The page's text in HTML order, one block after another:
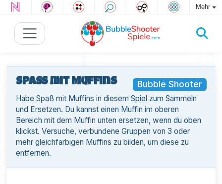
Mehr
Bubble Shooter
Spaß mit Muffins
Habe Spaß mit Muffins in diesem Spiel zum Sammeln
und Ersetzen. Du kannst einen Muffin im oberen
Bereich mit dem Muffin unten ersetzen, wenn du oben
klickst. Versuche, verbundene Gruppen von 3 oder
mehr gleichfarbigen Muffins zu bilden, um diese zu
entfernen.